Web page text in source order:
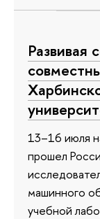
Развивая
13–16 июля
прошел
машинного
учебной